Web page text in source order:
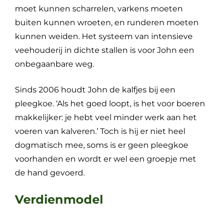
moet kunnen scharrelen, varkens moeten
buiten kunnen wroeten, en runderen moeten
kunnen weiden. Het systeem van intensieve
veehouderij in dichte stallen is voor John een
onbegaanbare weg.
Sinds 2006 houdt John de kalfjes bij een
pleegkoe. ‘Als het goed loopt, is het voor boeren
makkelijker: je hebt veel minder werk aan het
voeren van kalveren.’ Toch is hij er niet heel
dogmatisch mee, soms is er geen pleegkoe
voorhanden en wordt er wel een groepje met
de hand gevoerd.
Verdienmodel